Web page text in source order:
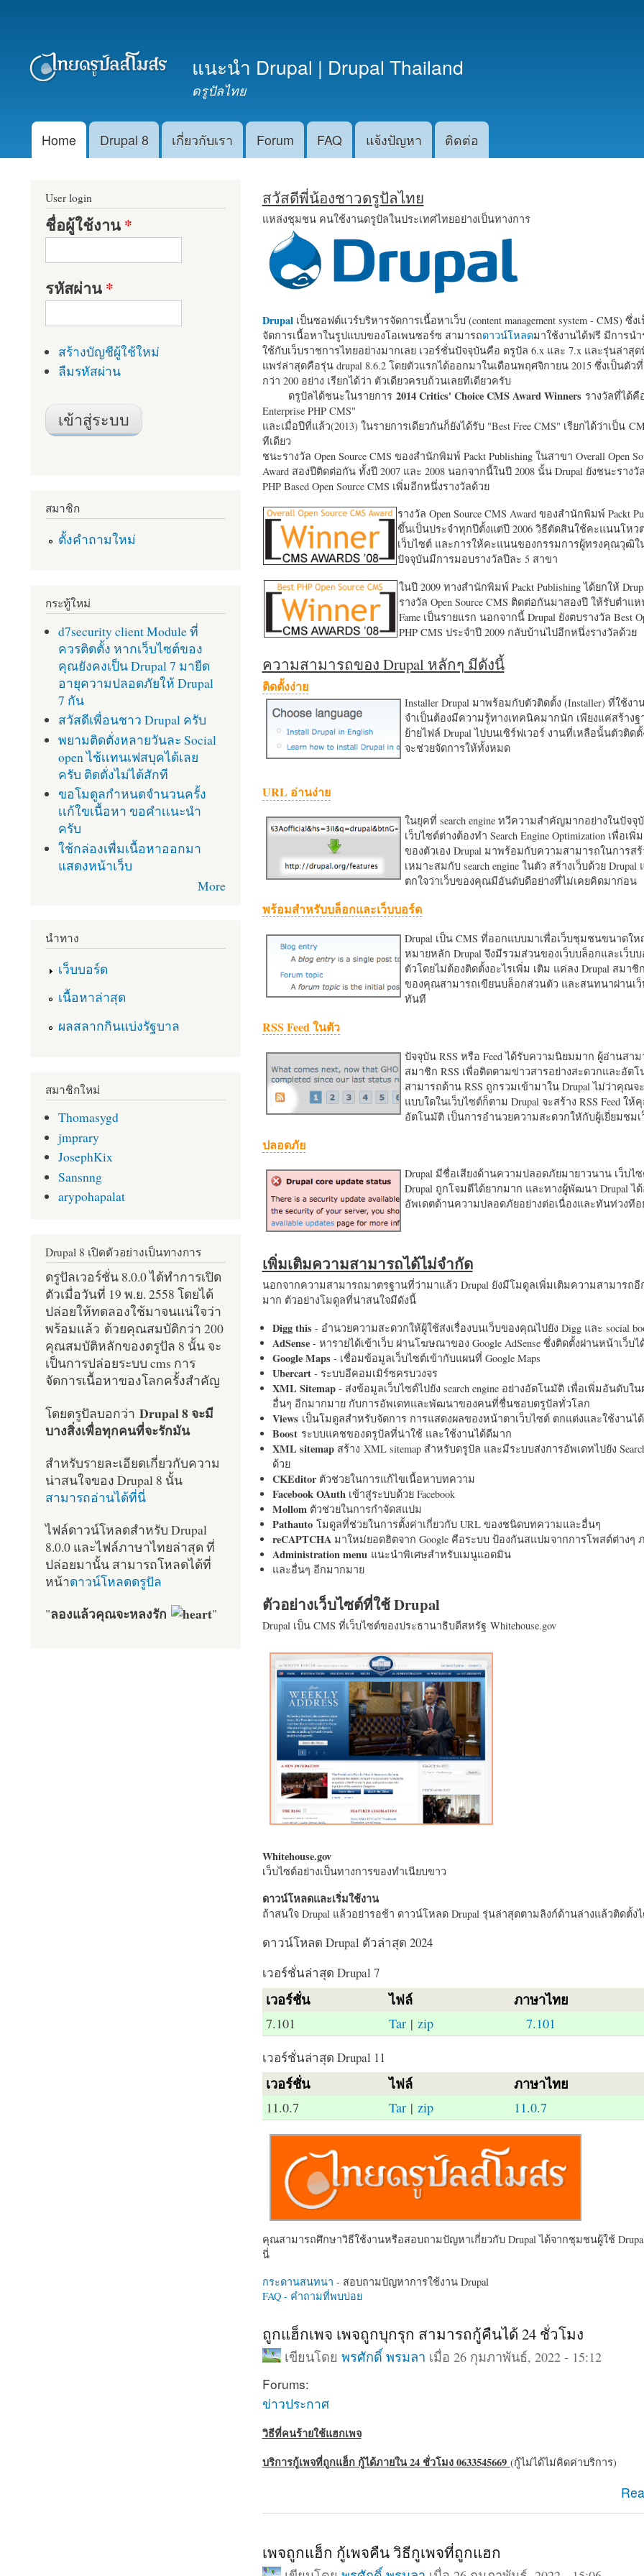
หลัก
แนะนำ Drupal | Drupal Thailand
ดรูปัลไทย
Main menu
Home Drupal 8 เกี่ยวกับเรา Forum FAQ แจ้งปัญหา ติดต่อ
สวัสดีพี่น้องชาวดรูปัลไทย
แหล่งชุมชน คนใช้งานดรูปัลในประเทศไทยอย่างเป็นทางการ
Drupalเป็นซอฟต์แวร์บริหารจัดการเนื้อหาเว็บ (content management system - CMS) ซึ่ง
จัดการเนื้อหาในรูปแบบของโอเพนซอร์ซ สามารถดาวน์โหลดมาใช้งานได้ฟรี มีการน
ใช้กับเว็บราชการไทยอย่างมากเลย เวอร์ชั่นปัจจุบันคือ ดรูปัล 6.x และ 7.x และรุ่นล่าสุด
แพร่ล่าสุดคือรุ่น drupal 8.6.2 โดยตัวแรกได้ออกมาในเดือนพฤศจิกายน 2015 ซึ่งเป็นตั
กว่า 200 อย่าง เรียกได้ว่า ตัวเดียวครบถ้วนเลยทีเดียวครับ
ดรูปัลได้ชนะในรายการ 2014 Critics' Choice CMS Award Winners รางวัลที่ได้คื
Enterprise PHP CMS"
และเมื่อปีที่แล้ว(2013) ในรายการเดียวกันก็ยังได้รับ "Best Free CMS" เรียกได้ว่าเป็น
ทีเดียว
ชนะรางวัล Open Source CMS ของสำนักพิมพ์ Packt Publishing ในสาขา Overall Open
Award สองปีติดต่อกัน ทั้งปี 2007 และ 2008 นอกจากนี้ในปี 2008 นั้น Drupal ยังชนะรางวั
PHP Based Open Source CMS เพิ่มอีกหนึ่งรางวัลด้วย
รางวัล Open Source CMS Award ของสำนักพิมพ์ Packt
ขึ้นเป็นประจำทุกปีตั้งแต่ปี 2006 วิธีตัดสินใช้คะแนนโหว
เว็บไซต์ และการให้คะแนนของกรรมการผู้ทรงคุณวุฒิใ
ปัจจุบันมีการมอบรางวัลปีละ 5 สาขา
ในปี 2009 ทางสำนักพิมพ์ Packt Publishing ได้ยกให้
รางวัล Open Source CMS ติดต่อกันมาสองปี ให้รับตำแ
Fame เป็นรายแรก นอกจากนี้ Drupal ยังตบรางวัล Best
PHP CMS ประจำปี 2009 กลับบ้านไปอีกหนึ่งรางวัลด้วย
ความสามารถของ Drupal หลักๆ มีดังนี้
ติดตั้งง่าย
Installer Drupal มาพร้อมกับตัวติดตั้ง (Installer) ที่ใช้งา
จำเป็นต้องมีความรู้ทางเทคนิคมากนัก เพียงแค่สร้าง
ย้ายไฟล์ Drupal ไปบนเซิร์ฟเวอร์ งานที่เหลือนั้นตัวติดตั้
จะช่วยจัดการให้ทั้งหมด
URL อ่านง่าย
ในยุคที่ search engine ทวีความสำคัญมากอย่างในปัจจุ
เว็บไซต์ต่างต้องทำ Search Engine Optimization เพื่อเ
ของตัวเอง Drupal มาพร้อมกับความสามารถในการสร้
เหมาะสมกับ search engine ในตัว สร้างเว็บด้วย
ตกใจว่าเว็บของคุณมีอันดับดีอย่างที่ไม่เคยคิดมาก่อน
พร้อมสำหรับบล็อกและเว็บบอร์ด
Drupal เป็น CMS ที่ออกแบบมาเพื่อเว็บชุมชนขนาดให
หมายหลัก Drupal จึงมีรวมส่วนของเว็บบล็อกและเว็บ
ตัวโดยไม่ต้องติดตั้งอะไรเพิ่ม เติม แค่ลง Drupal สมาชิ
ของคุณสามารถเขียนบล็อกส่วนตัว และสนทนาผ่านเว็
ทันที
RSS Feed ในตัว
ปัจจุบัน RSS หรือ Feed ได้รับความนิยมมาก ผู้อ่านสา
สมาชิก RSS เพื่อติดตามข่าวสารอย่างสะดวกและอัต
สามารถด้าน RSS ถูกรวมเข้ามาใน Drupal ไม่ว่าคุณจ
แบบใดในเว็บไซต์ก็ตาม Drupal จะสร้าง RSS Feed ให้
อัตโนมัติ เป็นการอำนวยความสะดวกใหักับผู้เยี่ยมชม
ปลอดภัย
Drupal มีชื่อเสียงด้านความปลอดภัยมายาวนาน เว็บไ
Drupal ถูกโจมตีได้ยากมาก และทางผู้พัฒนา Drupal ไ
อัพเดตด้านความปลอดภัยอย่างต่อเนื่องและทันท่วงทีอ
เพิ่มเติมความสามารถได้ไม่จำกัด
นอกจากความสามารถมาตรฐานที่ว่ามาแล้ว Drupal ยังมีโมดูลเพิ่มเติมความสามารถอี
มาก ตัวอย่างโมดูลที่น่าสนใจมีดังนี้
Digg this- อำนวยความสะดวกให้ผู้ใช้ส่งเรื่องบนเว็บของคุณไปยัง Digg และ social
AdSense- หารายได้เข้าเว็บ ผ่านโฆษณาของ Google AdSense ซึ่งติดตั้งผ่านหน้าเว็บไ
Google Maps- เชื่อมข้อมูลเว็บไซต์เข้ากับแผนที่ Google Maps
Ubercart- ระบบอีคอมเมิร์ซครบวงจร
XML Sitemap- ส่งข้อมูลเว็บไซต์ไปยัง search engine อย่างอัตโนมัติ เพื่อเพิ่มอันดับใ
อื่นๆ อีกมากมาย กับการอัพเดทและพัฒนาของคนที่ชื่นชอบดรูปัลทั่วโลก
Views เป็นโมดูลสำหรับจัดการ การแสดงผลของหน้าตาเว็บไซต์ ตกแต่งและใช้งานไ
Boost ระบบแคชของดรูปัลที่น่าใช้ และใช้งานได้ดีมาก
XML sitemapสร้าง XML sitemap สำหรับดรูปัล และมีระบบส่งการอัพเดทไปยัง
ด้วย
CKEditorตัวช่วยในการแก้ไขเนื้อหาบทความ
Facebook OAuth เข้าสู่ระบบด้วย Facebook
Mollom ตัวช่วยในการกำจัดสแปม
Pathautoโมดูลที่ช่วยในการตั้งค่าเกี่ยวกับ URL ของชนิดบทความและอื่นๆ
reCAPTCHA มาใหม่ยอดฮิตจาก Google คือระบบ ป้องกันสแปมจากการโพสต์ต่างๆ
Administration menu แนะนำพิเศษสำหรับเมนูแอดมิน
และอื่นๆ อีกมากมาย
ตัวอย่างเว็บไซต์ที่ใช้ Drupal
Drupal เป็น CMS ที่เว็บไซต์ของประธานาธิบดีสหรัฐ Whitehouse.gov
Whitehouse.gov
เว็บไซต์อย่างเป็นทางการของทำเนียบขาว
ดาวน์โหลดและเริ่มใช้งาน
ถ้าสนใจ Drupal แล้วอย่ารอช้า ดาวน์โหลด Drupal รุ่นล่าสุดตามลิงก์ด้านล่างแล้วติดตั้ง
ดาวน์โหลด Drupal ตัวล่าสุด 2024
เวอร์ชั่นล่าสุด Drupal 7
เวอร์ชั่น ไฟล์ ภาษาไทย
7.101 Tar| zip 7.101
เวอร์ชั่นล่าสุด Drupal 11
เวอร์ชั่น ไฟล์ ภาษาไทย
11.0.7 Tar| zip 11.0.7
คุณสามารถศึกษาวิธีใช้งานหรือสอบถามปัญหาเกี่ยวกับ Drupal ได้จากชุมชนผู้ใช้
นี่
กระดานสนทนา - สอบถามปัญหาการใช้งาน Drupal
FAQ - คำถามที่พบบ่อย
ถูกแฮ็กเพจ เพจถูกบุกรุก สามารถกู้คืนได้ 24 ชั่วโมง
เขียนโดยพรศักดิ์ พรมลา เมื่อ 26 กุมภาพันธ์, 2022 - 15:12
Forums:
ข่าวประกาศ
วิธีที่คนร้ายใช้แฮกเพจ
บริการกู้เพจที่ถูกแฮ็ก กู้ได้ภายใน 24 ชั่วโมง 0633545669 (กู้ไม่ได้ไม่คิดค่าบริการ)
เพจถูกแฮ็ก กู้เพจคืน วิธีกูเพจที่ถูกแฮก
User login
ชื่อผู้ใช้งาน*
รหัสผ่าน*
สร้างบัญชีผู้ใช้ใหม่
ลืมรหัสผ่าน
สมาชิก
ตั้งคำถามใหม่
กระทู้ใหม่
d7security client Module ที่
ควรติดตั้ง หากเว็บไซต์ของ
คุณยังคงเป็น Drupal 7 มายืด
อายุความปลอดภัยให้ Drupal
7 กัน
สวัสดีเพื่อนชาว Drupal ครับ
พยามติดตั่งหลายวันละ Social
open ไช้เเทนเฟสบุคได้เลย
ครับ ติดตั่งไม่ได้สักที
ขอโมดูลกำหนดจำนวนครั้ง
เเก้ใขเนื้อหา ขอคำเเนะนำ
ครับ
ใช้กล่องเพื่มเนื้อหาออกมา
แสดงหน้าเว็บ
More
นำทาง
เว็บบอร์ด
เนื้อหาล่าสุด
ผลสลากกินแบ่งรัฐบาล
สมาชิกใหม่
Thomasygd
jmprary
JosephKix
Sansnng
arypohapalat
Drupal 8 เปิดตัวอย่างเป็นทางการ
ดรูปัลเวอร์ชั่น 8.0.0 ได้ทำการเปิด
ตัวเมื่อวันที่ 19 พ.ย. 2558 โดยได้
ปล่อยให้ทดลองใช้มาจนแน่ใจว่า
พร้อมแล้ว ด้วยคุณสมบัติกว่า 200
คุณสมบัติหลักของดรูปัล 8 นั้น จะ
เป็นการปล่อยระบบ cms การ
จัดการเนื้อหาของโลกครั้งสำคัญ
โดยดรูปัลบอกว่า Drupal 8 จะมี
บางสิ่งเพื่อทุกคนที่จะรักมัน
สำหรับรายละเอียดเกี่ยวกับความ
น่าสนใจของ Drupal 8 นั้น
สามารถอ่านได้ที่นี่
ไฟล์ดาวน์โหลดสำหรับ Drupal
8.0.0 และไฟล์ภาษาไทยล่าสุด ที่
ปล่อยมานั้น สามารถโหลดได้ที่
หน้าดาวน์โหลดดรูปัล
"ลองแล้วคุณจะหลงรัก "